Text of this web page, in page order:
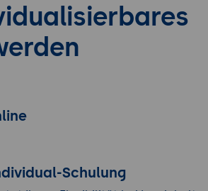
Schulung